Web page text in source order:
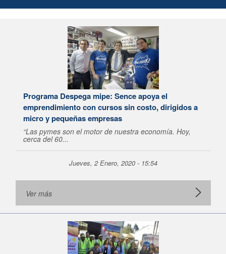
Programa Despega mipe: Sence apoya el
emprendimiento con cursos sin costo, dirigidos a
micro y pequeñas empresas
“Las pymes son el motor de nuestra economía. Hoy,
cerca del 60...
Jueves, 2 Enero, 2020 - 15:54
Ver más